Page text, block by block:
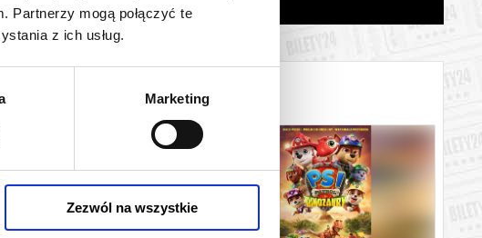
Partnerzy mogą połączyć te
z ich usług.
Marketing
Zezwól na wszystkie